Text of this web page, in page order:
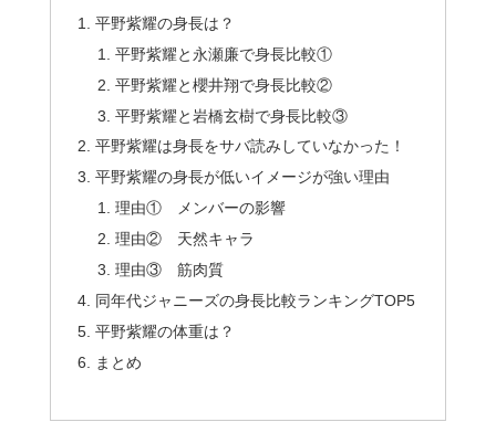
平野紫耀の身長は？
平野紫耀と永瀬廉で身長比較①
平野紫耀と櫻井翔で身長比較②
平野紫耀と岩橋玄樹で身長比較③
平野紫耀は身長をサバ読みしていなかった！
平野紫耀の身長が低いイメージが強い理由
理由① メンバーの影響
理由② 天然キャラ
理由③ 筋肉質
同年代ジャニーズの身長比較ランキングTOP5
平野紫耀の体重は？
まとめ